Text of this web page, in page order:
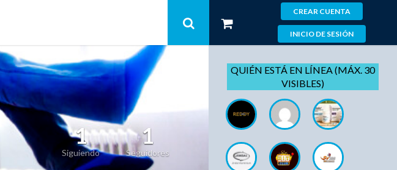
CREAR CUENTA
INICIO DE SESIÓN
1
Siguiendo
1
Seguidores
QUIÉN ESTÁ EN LÍNEA (MÁX. 30
VISIBLES)